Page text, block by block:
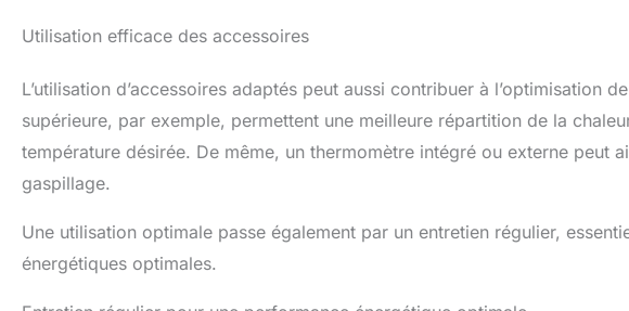
Utilisation efficace des accessoires
L’utilisation d’accessoires adaptés peut aussi contribuer à l’optimisation
supérieure, par exemple, permettent une meilleure répartition de la
température désirée. De même, un thermomètre intégré ou externe peut
gaspillage.
Une utilisation optimale passe également par un entretien régulier,
énergétiques optimales.